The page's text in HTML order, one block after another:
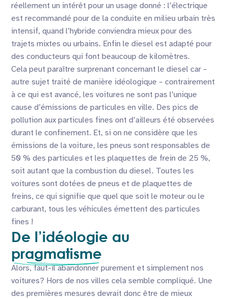
réellement un intérêt pour un usage donné : l’électrique
est recommandé pour de la conduite en milieu urbain très
intensif, quand l’hybride conviendra mieux pour des
trajets mixtes ou urbains. Enfin le diesel est adapté pour
des conducteurs qui font beaucoup de kilomètres.
Cela peut paraître surprenant concernant le diesel car –
autre sujet traité de manière idéologique – contrairement
à ce qui est avancé, les voitures ne sont pas l’unique
cause d’émissions de particules en ville. Des pics de
pollution aux particules fines ont d’ailleurs été observées
durant le confinement. Et, si on ne considère que les
émissions de la voiture, les pneus sont responsables de
50 % des particules et les plaquettes de frein de 25 %,
soit autant que la combustion du diesel. Toutes les
voitures sont dotées de pneus et de plaquettes de
freins, ce qui signifie que quel que soit le moteur ou le
carburant, tous les véhicules émettent des particules
fines !
De l’idéologie au
pragmatisme
Alors, faut-il abandonner purement et simplement nos
voitures? Hors de nos villes cela semble compliqué. Une
des premières mesures devrait donc être de mieux